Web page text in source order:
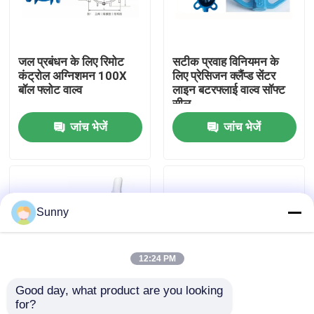
कारखाने का दौरा
गुणवत्ता नियंत्रण
उद्धरण मांगें
अंतर्राष्ट्रीय माल अग्रेषण सेवाएँ
सीमा पार से आपूर्ति
जल प्रबंधन के लिए रिमोट
कंट्रोल अग्निशमन 100X
बॉल फ्लोट वाल्व
जांच भेजें
सटीक प्रवाह विनियमन के
लिए प्रेसिजन क्लैंप्ड सेंटर
लाइन बटरफ्लाई वाल्व सॉफ्ट
सील
जांच भेजें
DN100 रिमोट कंट्रोल बॉल
Sunny
12:24 PM
Good day, what product are you looking
for?